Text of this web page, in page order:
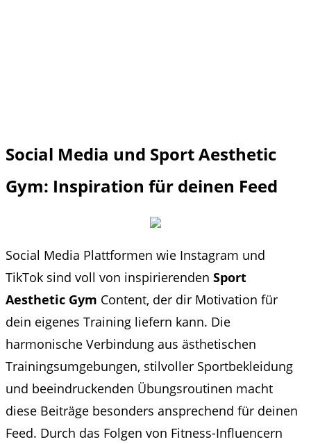
Social Media und Sport Aesthetic
Gym: Inspiration für deinen Feed
Social Media Plattformen wie Instagram und
TikTok sind voll von inspirierenden Sport
Aesthetic Gym Content, der dir Motivation für
dein eigenes Training liefern kann. Die
harmonische Verbindung aus ästhetischen
Trainingsumgebungen, stilvoller Sportbekleidung
und beeindruckenden Übungsroutinen macht
diese Beiträge besonders ansprechend für deinen
Feed. Durch das Folgen von Fitness-Influencern